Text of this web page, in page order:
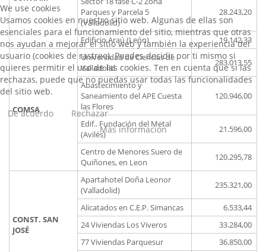
Parques y Parcela 5
(Valladolid)
28.243,20
Edificio Araú (León) 19.142,33
COMSA
Universidad de Ciencias de
Valladolid
283.013,55
Abastecimiento y
Saneamiento del APE Cuesta
las Flores
120.946,00
Edif.. Fundación del Metal
(Avilés)
21.596,00
Centro de Menores Suero de
Quiñones, en Leon
120.295,78
CONST. SAN
JOSÉ
Apartahotel Doña Leonor
(Valladolid)
235.321,00
Alicatados en C.E.P. Simancas
6.533,44
24 Viviendas Los Viveros
33.284,00
77 Viviendas Parquesur
36.850,00
We use cookies
Usamos cookies en nuestro sitio web. Algunas de ellas son
esenciales para el funcionamiento del sitio, mientras que otras
nos ayudan a mejorar el sitio web y también la experiencia del
usuario (cookies de rastreo). Puedes decidir por ti mismo si
quieres permitir el uso de las cookies. Ten en cuenta que si las
rechazas, puede que no puedas usar todas las funcionalidades
del sitio web.
De acuerdo
Rechazar
Más información